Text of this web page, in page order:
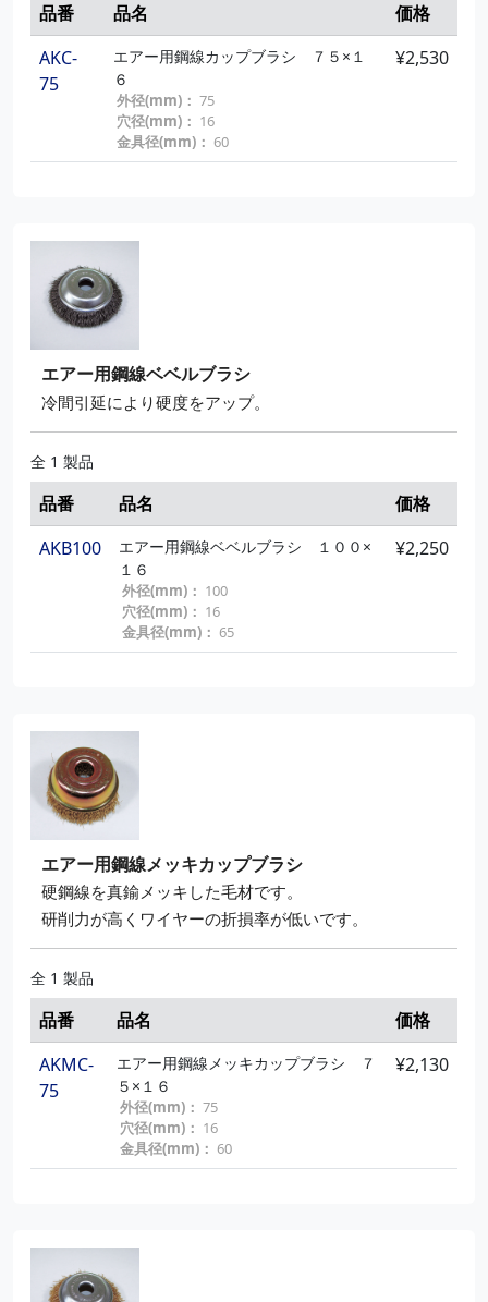
品番 品名
価格
AKC-
75
エアー用鋼線カップブラシ ７５×１
６
外径(mm)： 75
穴径(mm)： 16
金具径(mm)： 60
¥2,530
エアー用鋼線ベベルブラシ
冷間引延により硬度をアップ。
全 1 製品
品番 品名
価格
AKB100
エアー用鋼線ベベルブラシ １００×
１６
外径(mm)： 100
穴径(mm)： 16
金具径(mm)： 65
¥2,250
エアー用鋼線メッキカップブラシ
硬鋼線を真鍮メッキした毛材です。
研削力が高くワイヤーの折損率が低いです。
全 1 製品
品番 品名
価格
AKMC-
75
エアー用鋼線メッキカップブラシ ７
５×１６
外径(mm)： 75
穴径(mm)： 16
金具径(mm)： 60
¥2,130